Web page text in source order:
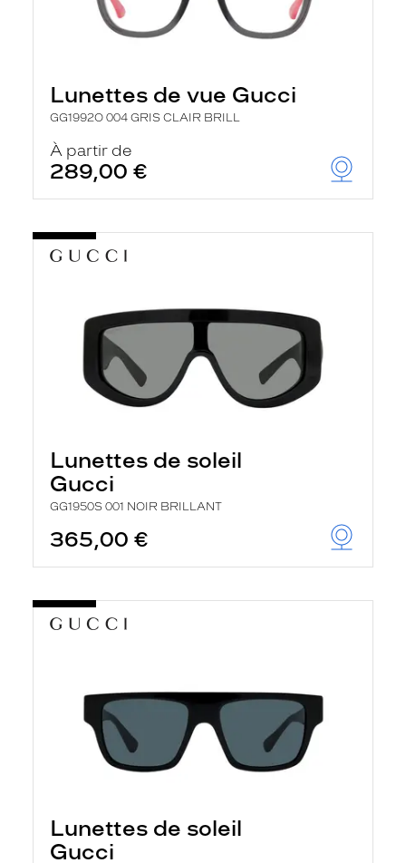
Lunettes de vue Gucci
GG1992O 004 GRIS CLAIR BRILL
À partir de
289,00 €
Lunettes de soleil
Gucci
GG1950S 001 NOIR BRILLANT
365,00 €
Lunettes de soleil
Gucci